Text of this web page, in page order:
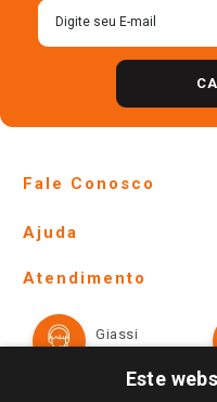
Fale Conosco
Lojas Físicas e Horários
Ofertas
Televendas
Ajuda
Formas de Pagamento
Trocas e Devoluções
Atendimento
Giassi
Este